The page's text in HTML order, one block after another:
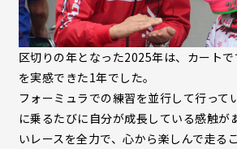
区切りの年となった2025年は、カート
を実感できた1年でした。
フォーミュラでの練習を並行して行って
に乗るたびに自分が成長している感触が
いレースを全力で、心から楽しんで走る